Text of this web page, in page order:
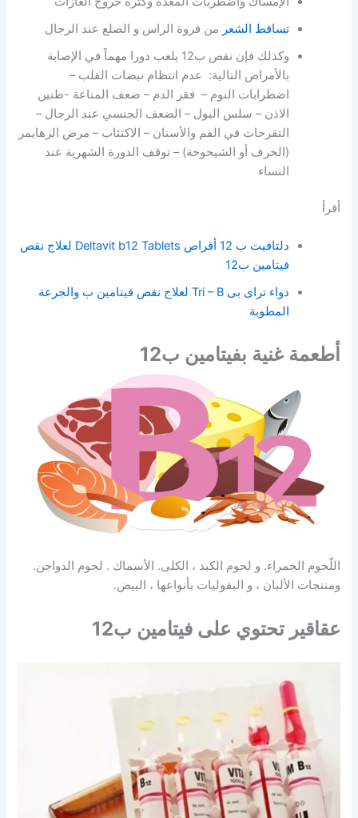
تساقط الشعر من فروة الراس و الصلع عند الرجال
وكذلك فإن نقص ب12 يلعب دورا مهماً في الإصابة
بالأمراض التالية: عدم انتظام نبضات القلب –
اضطرابات النوم – فقر الدم – ضعف المناعة -طنين
الاذن – سلس البول – الضعف الجنسي عند الرجال –
التقرحات في الفم والأسنان – الاكتئاب – مرض الزهايمر
(الخرف أو الشيخوخة) – توقف الدورة الشهرية عند
النساء
أقرأ
دلتافيت ب 12 أقراص Deltavit b12 Tablets لعلاج نقص
فيتامين ب12
دواء تراى بى Tri – B لعلاج نقص فيتامين ب والجرعة
المطوبة
أطعمة غنية بفيتامين ب12
اللّحوم الحمراء. و لحوم الكبد ، الكلى. الأسماك . لحوم الدواجن.
ومنتجات الألبان ، و البقوليات بأنواعها ، البيض.
عقاقير تحتوي على فيتامين ب12